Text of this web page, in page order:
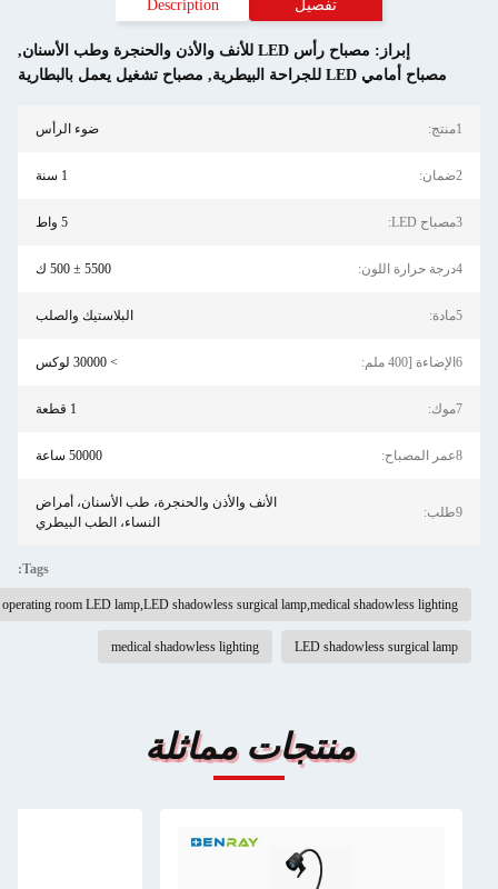
تفصيل Description
إبراز: مصباح رأس LED للأنف والأذن والحنجرة وطب الأسنان
,
مصباح أمامي LED للجراحة البيطرية
,مصباح تشغيل يعمل بالبطارية
ضوء الرأس
5500 ± 500 ك
البلاستيك والصلب
50000 ساعة
الأنف والأذن والحنجرة، طب الأسنان، أمراض
النساء، الطب البيطري
Tags:
operating room LED lamp,LED shadowless surgical lamp,medical shadowless lighting
LED shadowless surgical lamp
medical shadowless lighting
منتجات مماثلة